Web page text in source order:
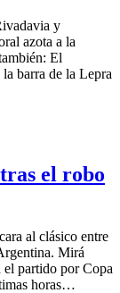
y
azota a la
El
barra de la Lepra
el robo
al clásico entre
Mirá
el partido por Copa
horas…